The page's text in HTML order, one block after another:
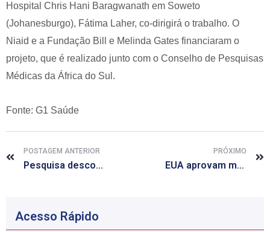
Hospital Chris Hani Baragwanath em Soweto
(Johanesburgo), Fátima Laher, co-dirigirá o trabalho. O
Niaid e a Fundação Bill e Melinda Gates financiaram o
projeto, que é realizado junto com o Conselho de Pesquisas
Médicas da África do Sul.
Fonte: G1 Saúde
POSTAGEM ANTERIOR
Pesquisa descobre um motivo da persistência da hanseníase
PRÓXIMO
EUA aprovam medicamento contra câncer de medula óssea
Acesso Rápido